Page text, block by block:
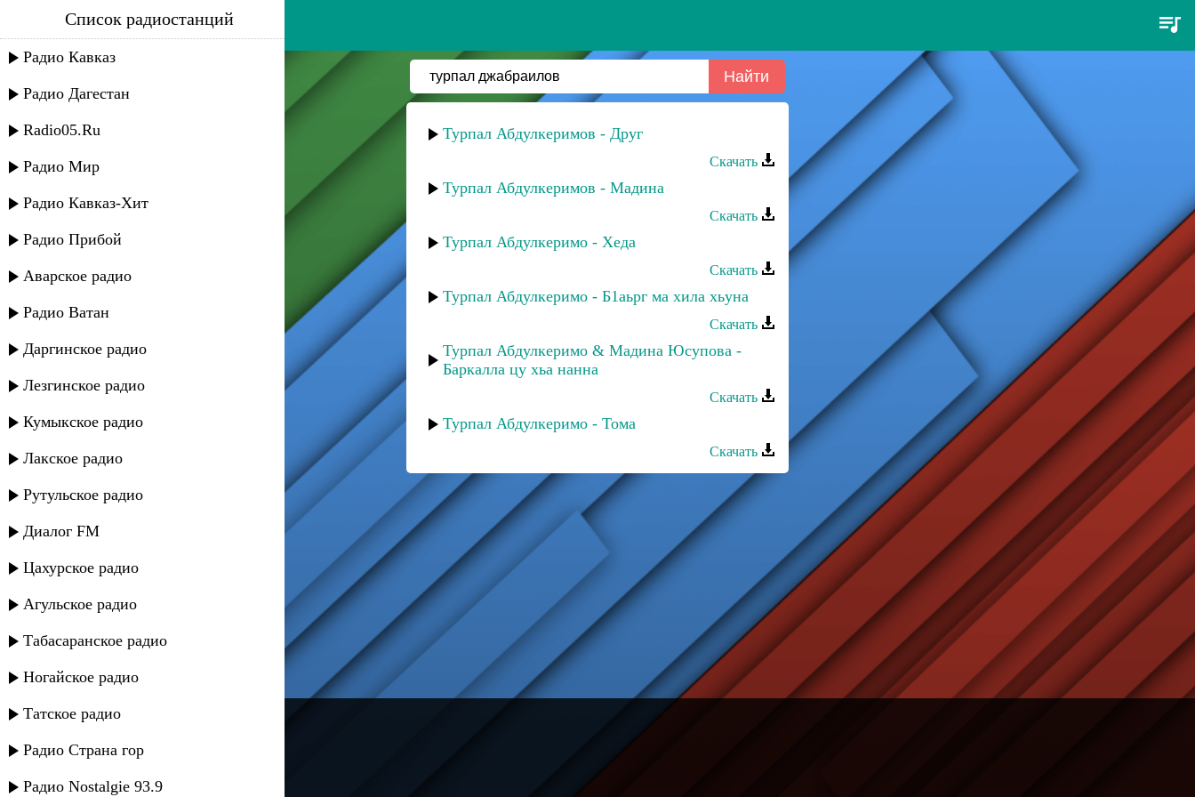
турпал джабраилов
Список радиостанций
Радио Кавказ
Радио Дагестан
Radio05.Ru
Радио Мир
Радио Кавказ-Хит
Радио Прибой
Аварское радио
Радио Ватан
Даргинское радио
Лезгинское радио
Кумыкское радио
Лакское радио
Рутульское радио
Диалог FM
Цахурское радио
Агульское радио
Табасаранское радио
Ногайское радио
Татское радио
Радио Страна гор
Радио Nostalgie 93.9
Турпал Абдулкеримов - Друг
Скачать
Турпал Абдулкеримов - Мадина
Скачать
Турпал Абдулкеримо - Хеда
Скачать
Турпал Абдулкеримо - Б1аьрг ма хила хьуна
Скачать
Турпал Абдулкеримо & Мадина Юсупова -
Баркалла цу хьа нанна
Скачать
Турпал Абдулкеримо - Тома
Скачать
---
Русское радио